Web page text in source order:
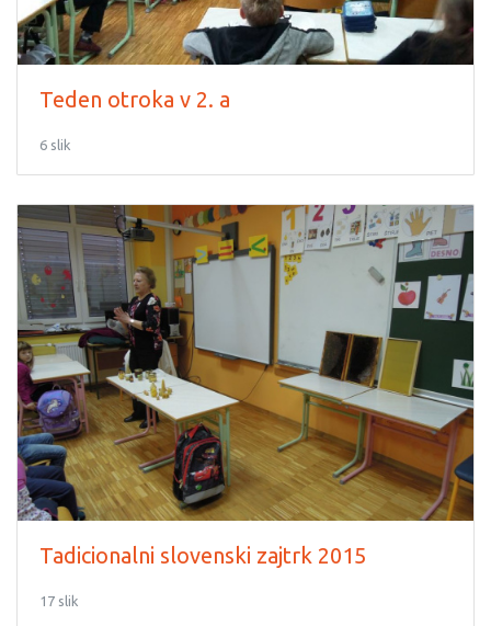
Teden otroka v 2. a
6 slik
Tadicionalni slovenski zajtrk 2015
17 slik